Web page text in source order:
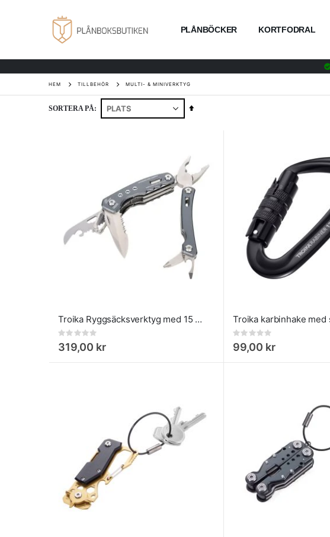
PLÅNBÖCKER KORTFODRAL
HEM TILLBEHÖR MULTI- & MINIVERKTYG
SORTERA PÅ Sätt
Troika Ryggsäcksverktyg med 15 Funktioner
Rating:
319,00 kr
Rating:
99,00 kr